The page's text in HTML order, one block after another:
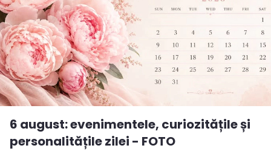
6 august: evenimentele, curiozitățile și
personalitățile zilei - FOTO